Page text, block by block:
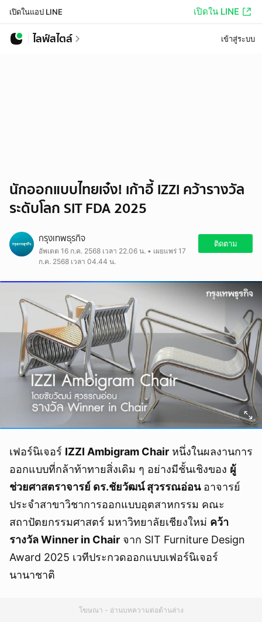
เปิดในแอป LINE เปิดใน LINE
ไลฟ์สไตล์ เข้าสู่ระบบ
นักออกแบบไทยเจ๋ง! เก้าอี้ IZZI คว้ารางวัล
ระดับโลก SIT FDA 2025
กรุงเทพธุรกิจ
อัพเดต 16 ก.ค. 2568 เวลา 22.06 น. • เผยแพร่ 17
ก.ค. 2568 เวลา 04.44 น.
ติดตาม
เฟอร์นิเจอร์ IZZI Ambigram Chair หนึ่งในผลงานการ
ออกแบบที่กล้าท้าทายสิ่งเดิม ๆ อย่างมีชั้นเชิงของ ผู้
ช่วยศาสตราจารย์ ดร.ชัยวัฒน์ สุวรรณอ่อนอาจารย์
ประจำสาขาวิชาการออกแบบอุตสาหกรรม คณะ
สถาปัตยกรรมศาสตร์ มหาวิทยาลัยเชียงใหม่ คว้า
รางวัล Winner in Chair จาก SIT Furniture Design
Award 2025 เวทีประกวดออกแบบเฟอร์นิเจอร์
นานาชาติ
โฆษณา - อ่านบทความต่อด้านล่าง